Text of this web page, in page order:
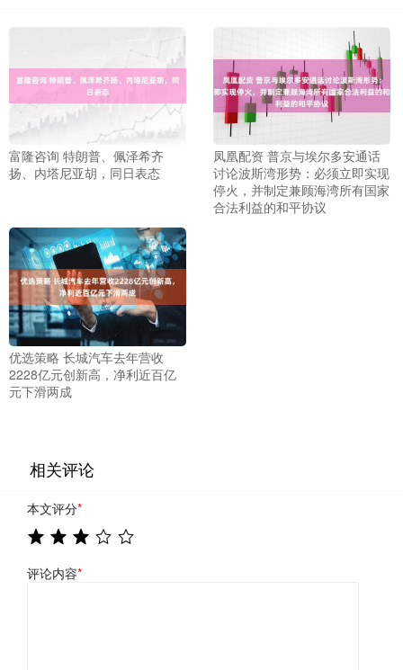
富隆咨询 特朗普、佩泽希齐
扬、内塔尼亚胡，同日表态
凤凰配资 普京与埃尔多安通话
讨论波斯湾形势：必须立即实现
停火，并制定兼顾海湾所有国家
合法利益的和平协议
优选策略 长城汽车去年营收
2228亿元创新高，净利近百亿
元下滑两成
相关评论
本文评分*
评论内容*